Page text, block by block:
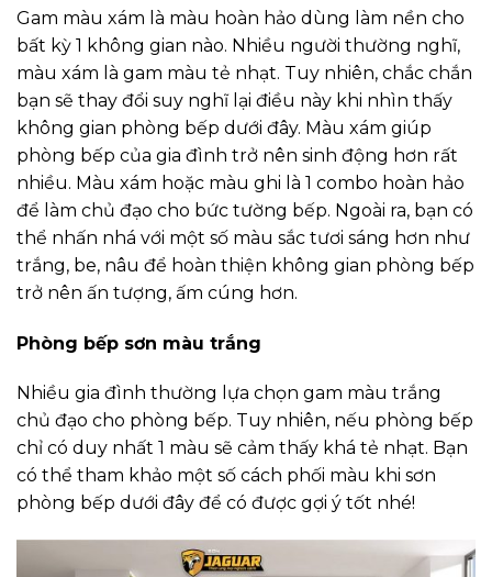
Gam màu xám là màu hoàn hảo dùng làm nền cho
bất kỳ 1 không gian nào. Nhiều người thường nghĩ,
màu xám là gam màu tẻ nhạt. Tuy nhiên, chắc chắn
bạn sẽ thay đổi suy nghĩ lại điều này khi nhìn thấy
không gian phòng bếp dưới đây. Màu xám giúp
phòng bếp của gia đình trở nên sinh động hơn rất
nhiều. Màu xám hoặc màu ghi là 1 combo hoàn hảo
để làm chủ đạo cho bức tường bếp. Ngoài ra, bạn có
thể nhấn nhá với một số màu sắc tươi sáng hơn như
trắng, be, nâu để hoàn thiện không gian phòng bếp
trở nên ấn tượng, ấm cúng hơn.
Phòng bếp sơn màu trắng
Nhiều gia đình thường lựa chọn gam màu trắng
chủ đạo cho phòng bếp. Tuy nhiên, nếu phòng bếp
chỉ có duy nhất 1 màu sẽ cảm thấy khá tẻ nhạt. Bạn
có thể tham khảo một số cách phối màu khi sơn
phòng bếp dưới đây để có được gợi ý tốt nhé!